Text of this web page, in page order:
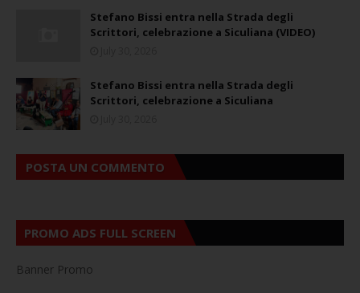
Stefano Bissi entra nella Strada degli
Scrittori, celebrazione a Siculiana (VIDEO)
Stefano Bissi entra nella Strada degli
Scrittori, celebrazione a Siculiana
POSTA UN COMMENTO
PROMO ADS FULL SCREEN
Banner Promo